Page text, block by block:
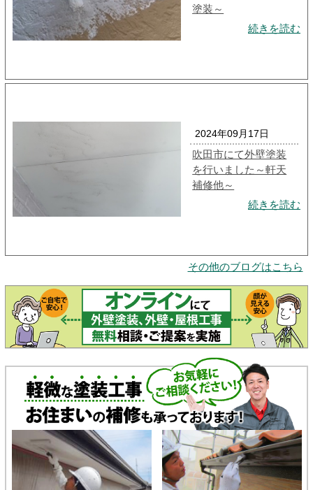
塗装～
続きを読む
2024年09月17日
吹田市にて外壁塗装
を行いました～軒天
補修他～
続きを読む
その他のブログはこちら